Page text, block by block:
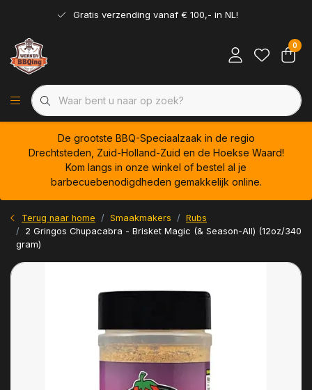
Gratis verzending vanaf € 100,- in NL!
0
De grootste BBQ-Speciaalzaak in de regio
Drechtsteden, Zuid-Holland-Zuid en de Hoekse Waard!
Kom langs in onze winkel of bestel al je
barbecuebenodigdheden gemakkelijk online.
Terug naar home Smaakmakers
Rubs
2 Gringos Chupacabra - Brisket Magic (& Season-All) (12oz/340
gram)